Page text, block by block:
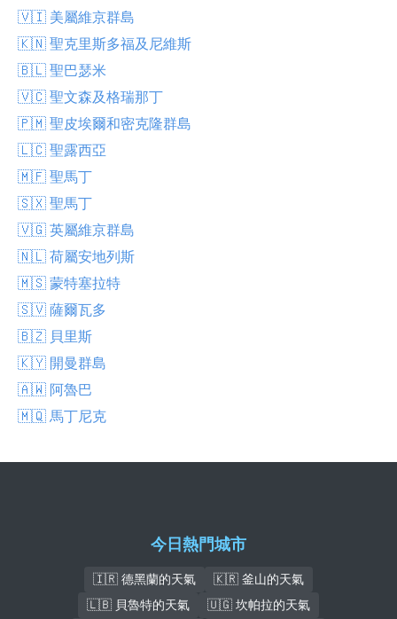
🇻🇮 美屬維京群島
🇰🇳 聖克里斯多福及尼維斯
🇧🇱 聖巴瑟米
🇻🇨 聖文森及格瑞那丁
🇵🇲 聖皮埃爾和密克隆群島
🇱🇨 聖露西亞
🇲🇫 聖馬丁
🇸🇽 聖馬丁
🇻🇬 英屬維京群島
🇳🇱 荷屬安地列斯
🇲🇸 蒙特塞拉特
🇸🇻 薩爾瓦多
🇧🇿 貝里斯
🇰🇾 開曼群島
🇦🇼 阿魯巴
🇲🇶 馬丁尼克
今日熱門城市
🇮🇷 德黑蘭的天氣
🇰🇷 釜山的天氣
🇱🇧 貝魯特的天氣
🇺🇬 坎帕拉的天氣